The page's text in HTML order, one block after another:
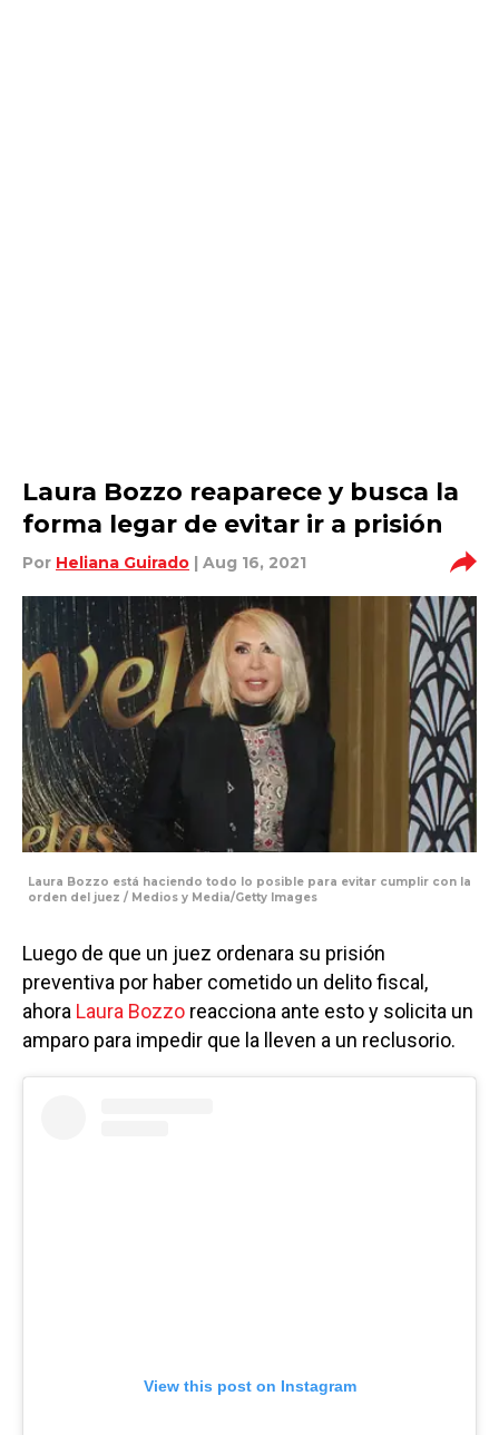
Laura Bozzo reaparece y busca la
forma legar de evitar ir a prisión
Por Heliana Guirado | Aug 16, 2021
Laura Bozzo está haciendo todo lo posible para evitar cumplir con la
orden del juez / Medios y Media/Getty Images
Luego de que un juez ordenara su prisión
preventiva por haber cometido un delito fiscal,
ahora Laura Bozzo reacciona ante esto y solicita un
amparo para impedir que la lleven a un reclusorio.
View this post on Instagram